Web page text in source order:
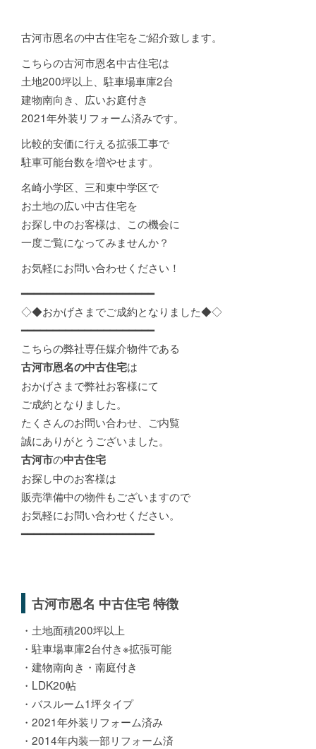
古河市恩名の中古住宅をご紹介致します。
こちらの古河市恩名中古住宅は
土地200坪以上、駐車場車庫2台
建物南向き、広いお庭付き
2021年外装リフォーム済みです。
比較的安価に行える拡張工事で
駐車可能台数を増やせます。
名崎小学区、三和東中学区で
お土地の広い中古住宅を
お探し中のお客様は、この機会に
一度ご覧になってみませんか？
お気軽にお問い合わせください！
━━━━━━━━━━━━━━━━━━━━━
◇◆おかげさまでご成約となりました◆◇
━━━━━━━━━━━━━━━━━━━━━
こちらの弊社専任媒介物件である
古河市恩名の中古住宅は
おかげさまで弊社お客様にて
ご成約となりました。
たくさんのお問い合わせ、ご内覧
誠にありがとうございました。
古河市の中古住宅
お探し中のお客様は
販売準備中の物件もございますので
お気軽にお問い合わせください。
━━━━━━━━━━━━━━━━━━━━━
古河市恩名 中古住宅 特徴
・土地面積200坪以上
・駐車場車庫2台付き※拡張可能
・建物南向き・南庭付き
・LDK20帖
・バスルーム1坪タイプ
・2021年外装リフォーム済み
・2014年内装一部リフォーム済